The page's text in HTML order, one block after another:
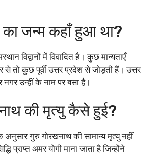
का जन्म कहाँ हुआ था?
विद्वानों में विवादित है। कुछ मान्यताएँ
से तो कुछ पूर्वी उत्तर प्रदेश से जोड़ती हैं। उत्तर
उन्हीं के नाम पर बसा है।
की मृत्यु कैसे हुई?
अनुसार गुरु गोरखनाथ की सामान्य मृत्यु नहीं
प्राप्त अमर योगी माना जाता है जिन्होंने